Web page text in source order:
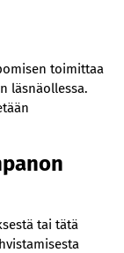
toimittaa
läsnäollessa.
tai tätä